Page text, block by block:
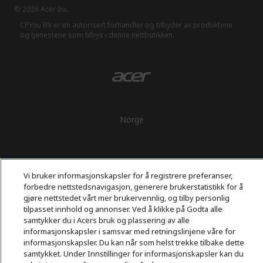
© 2026 Acer Inc.
CPYou BV er en autorisert forhandler og tilbyder av produktene
og tjenestene som tilbys i denne nettbutikken.​
Norge
Vi bruker informasjonskapsler for å registrere preferanser,
forbedre nettstedsnavigasjon, generere brukerstatistikk for å
gjøre nettstedet vårt mer brukervennlig, og tilby personlig
tilpasset innhold og annonser. Ved å klikke på Godta alle
samtykker du i Acers bruk og plassering av alle
informasjonskapsler i samsvar med retningslinjene våre for
informasjonskapsler. Du kan når som helst trekke tilbake dette
samtykket. Under Innstillinger for informasjonskapsler kan du